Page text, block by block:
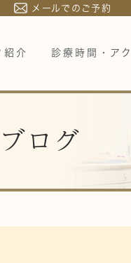
メールでのご予約
紹介 診療時間・ア
ログ